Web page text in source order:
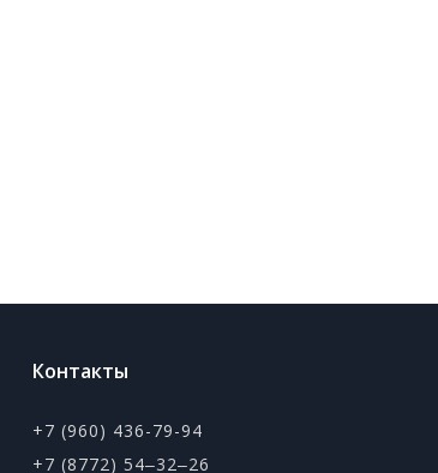
Контакты
+7 (960) 436-79-94
+7 (8772) 54‒32‒26